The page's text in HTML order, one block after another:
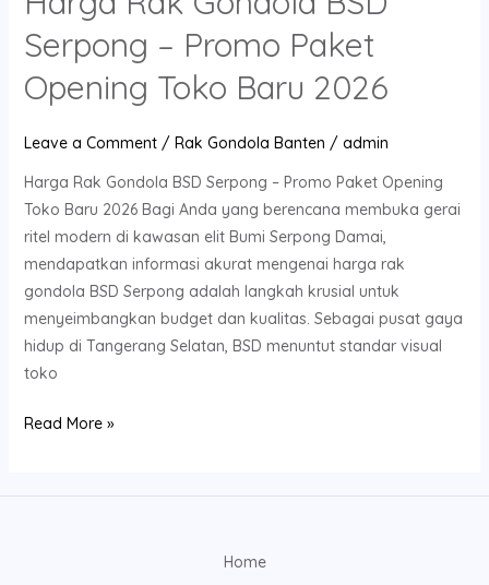
Serpong – Promo Paket
Opening Toko Baru 2026
Leave a Comment / Rak Gondola Banten / admin
Harga Rak Gondola BSD Serpong – Promo Paket Opening
Toko Baru 2026 Bagi Anda yang berencana membuka gerai
ritel modern di kawasan elit Bumi Serpong Damai,
mendapatkan informasi akurat mengenai harga rak
gondola BSD Serpong adalah langkah krusial untuk
menyeimbangkan budget dan kualitas. Sebagai pusat gaya
hidup di Tangerang Selatan, BSD menuntut standar visual
toko
Read More »
Home